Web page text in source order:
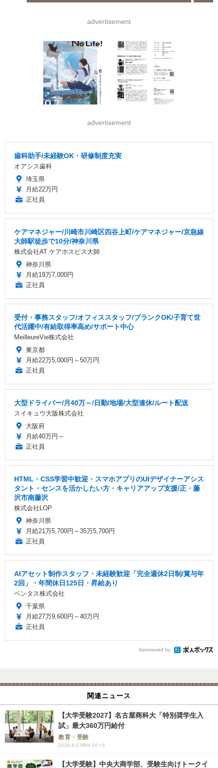
advertisement
advertisement
歯科助手/未経験OK・研修制度充実
オアシス歯科
埼玉県
月給22万円
正社員
ケアマネジャー/川崎市川崎区四谷上町/ケアマネジャー/京急線
大師駅徒歩で10分/神奈川県
株式会社AT ケアホスピス大師
神奈川県
月給19万7,000円
正社員
受付・事務スタッフ/オフィススタッフ/ブランクOK/子育て世
代活躍中/有給取得率高め/サポート中心
MeilleureVie株式会社
東京都
月給22万5,000円～50万円
正社員
大型ドライバー/月40万～/日勤/地場/大型連休/ルート配送
スイキュウ大阪株式会社
大阪府
月給40万円～
正社員
HTML・CSS学習中歓迎・スマホアプリのUIデザイナーアシス
タント・センスを活かしたい方・キャリアアップ支援/正・藤
沢市南藤沢
株式会社LOP
神奈川県
月給21万5,700円～35万5,700円
正社員
AIアセット制作スタッフ・未経験歓迎「完全週休2日制/賞与年
2回」・年間休日125日・昇給あり
ベンタス株式会社
千葉県
月給27万9,600円～40万円
正社員
Sponsored by
関連ニュース
【大学受験2027】名古屋商科大「特別奨学生入
試」最大360万円給付
教育・受験
2026.8.5 Wed 20:15
【大学受験】中央大商学部、受験生向けトークイ